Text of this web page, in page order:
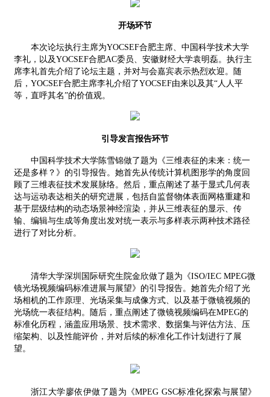
开场环节
本次论坛执行主席为YOCSEF合肥主席、中国科学技术大学
李礼，以及YOCSEF合肥AC委员、安徽财经大学袁明磊。执行主
席李礼首先介绍了论坛主题，并对与会嘉宾表示热烈欢迎。随
后， YOCSEF合肥主席李礼介绍了YOCSEF由来以及其“人人平
等，直呼其名”的价值观。
引导发言报告环节
中国科学技术大学陈雪锦做了题为《三维表征的未来：统一
还是多样？》的引导报告。她首先从传统计算机图形学的角度回
顾了三维表征技术发展脉络。然后，重点阐述了基于显式几何表
达与运动表达相关的研究进展，包括自监督物体表面网格重建和
基于层级结构的动态场景神经渲染，并从三维表征的显示、传
输、编辑与生成等角度出发对统一表示与多样表示两种技术路径
进行了对比分析。
清华大学深圳国际研究生院金欣做了题为《ISO/IEC MPEG微
镜光场视频编码标准进展与展望》的引导报告。她首先介绍了光
场相机的工作原理、光场采集与成像方式、以及基于微镜视频的
光场统一表征结构。随后，重点阐述了微镜视频编码在MPEG的
标准化历程，涵盖应用场景、技术需求、数据集与评估方法、压
缩架构、以及性能评价，并对后续的标准化工作计划进行了展
望。
浙江大学廖依伊做了题为《MPEG GSC标准化探索与展望》